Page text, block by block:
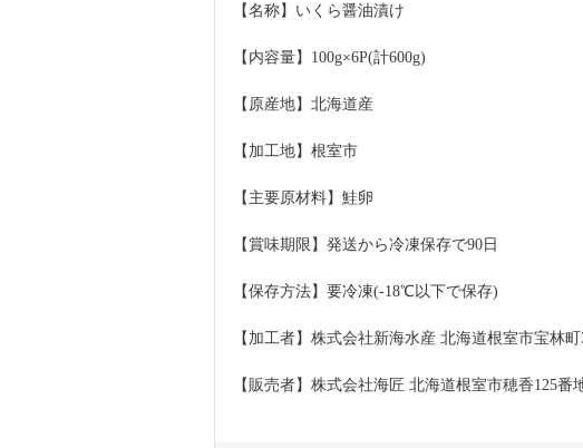
【名称】いくら醤油漬け
【内容量】100g×6P(計600g)
【原産地】北海道産
【加工地】根室市
【主要原材料】鮭卵
【賞味期限】発送から冷凍保存で90日
【保存方法】要冷凍(-18℃以下で保存)
【加工者】株式会社新海水産 北海道根室市宝林町
【販売者】株式会社海匠 北海道根室市穂香125番